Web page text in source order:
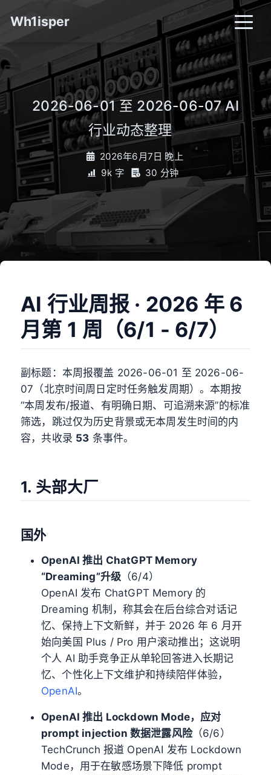
Wh1isper
2026-06-01 至 2026-06-07 AI
行业动态整理_
2026年6月7日 晚上
9k 字
30 分钟
AI 行业周报 · 2026 年 6
月第 1 周（6/1 - 6/7）
副标题：本周报覆盖 2026-06-01 至 2026-06-
07（北京时间周日定时任务触发周期）。本期按
“本周发布/报道、有明确日期、可追溯来源”的标准
筛选，跳过仅为历史背景或无本周发生时间的内
容，共收录 53 条事件。
1. 头部大厂
国外
OpenAI 推出 ChatGPT Memory
“Dreaming”升级 （6/4）
OpenAI 发布 ChatGPT Memory 的
Dreaming 机制，称其会在后台综合对话记
忆、保持上下文新鲜，并于 2026 年 6 月开
始向美国 Plus / Pro 用户滚动推出；这说明
个人 AI 助手竞争正从单轮回答进入长期记
忆、个性化上下文维护和持续陪伴体验，
OpenAI。
OpenAI 推出 Lockdown Mode，应对
prompt injection 数据泄露风险（6/6）
TechCrunch 报道 OpenAI 发布 Lockdown
Mode，用于在敏感场景下降低 prompt